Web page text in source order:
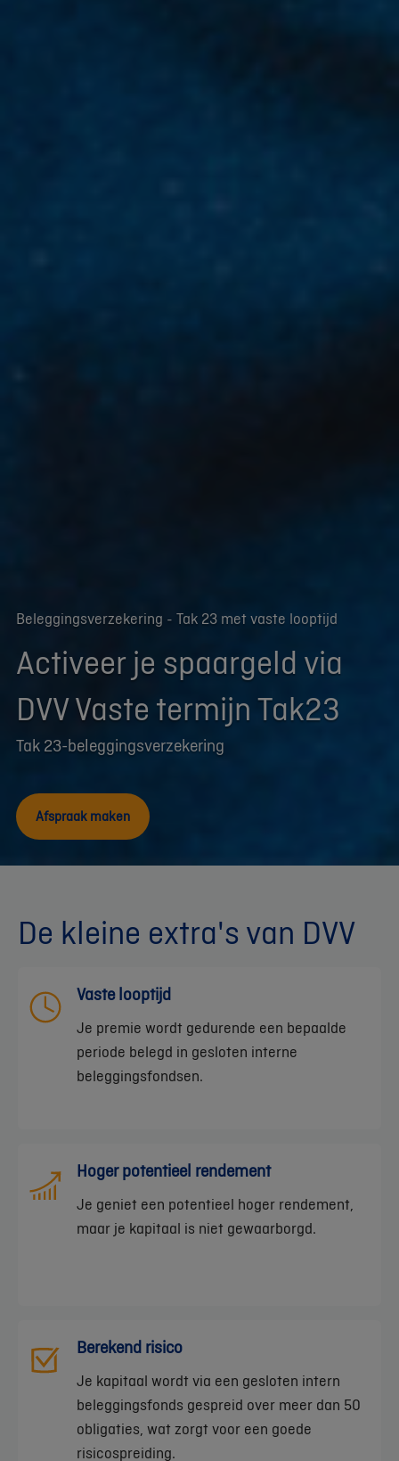
Beleggingsverzekering - Tak 23 met vaste looptijd
Activeer je spaargeld via
DVV Vaste termijn Tak23
Tak 23-beleggingsverzekering
Afspraak maken
De kleine extra's van DVV
Vaste looptijd
Je premie wordt gedurende een bepaalde
periode belegd in gesloten interne
beleggingsfondsen.
Hoger potentieel rendement
Je geniet een potentieel hoger rendement,
maar je kapitaal is niet gewaarborgd.
Berekend risico
Je kapitaal wordt via een gesloten intern
beleggingsfonds gespreid over meer dan 50
obligaties, wat zorgt voor een goede
risicospreiding.